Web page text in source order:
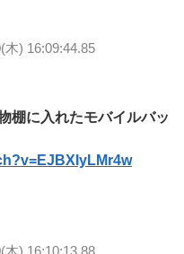
木) 16:09:44.85
に入れたモバイルバッ
木) 16:10:13.88